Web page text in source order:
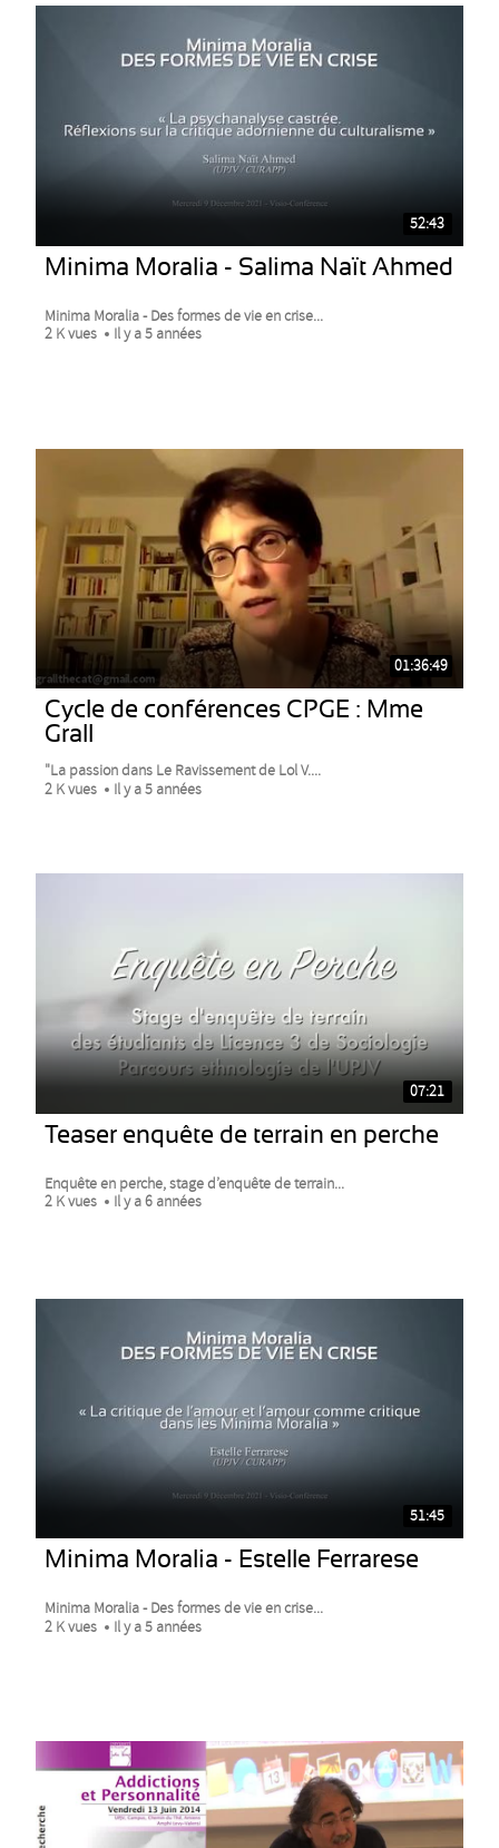
52:43
Minima Moralia - Salima Naït Ahmed
Minima Moralia - Des formes de vie en crise...
2 K vues
Il y a 5 années
01:36:49
Cycle de conférences CPGE : Mme
Grall
"La passion dans Le Ravissement de Lol V....
2 K vues
Il y a 5 années
07:21
Teaser enquête de terrain en perche
Enquête en perche, stage d’enquête de terrain...
2 K vues
Il y a 6 années
51:45
Minima Moralia - Estelle Ferrarese
Minima Moralia - Des formes de vie en crise...
2 K vues
Il y a 5 années